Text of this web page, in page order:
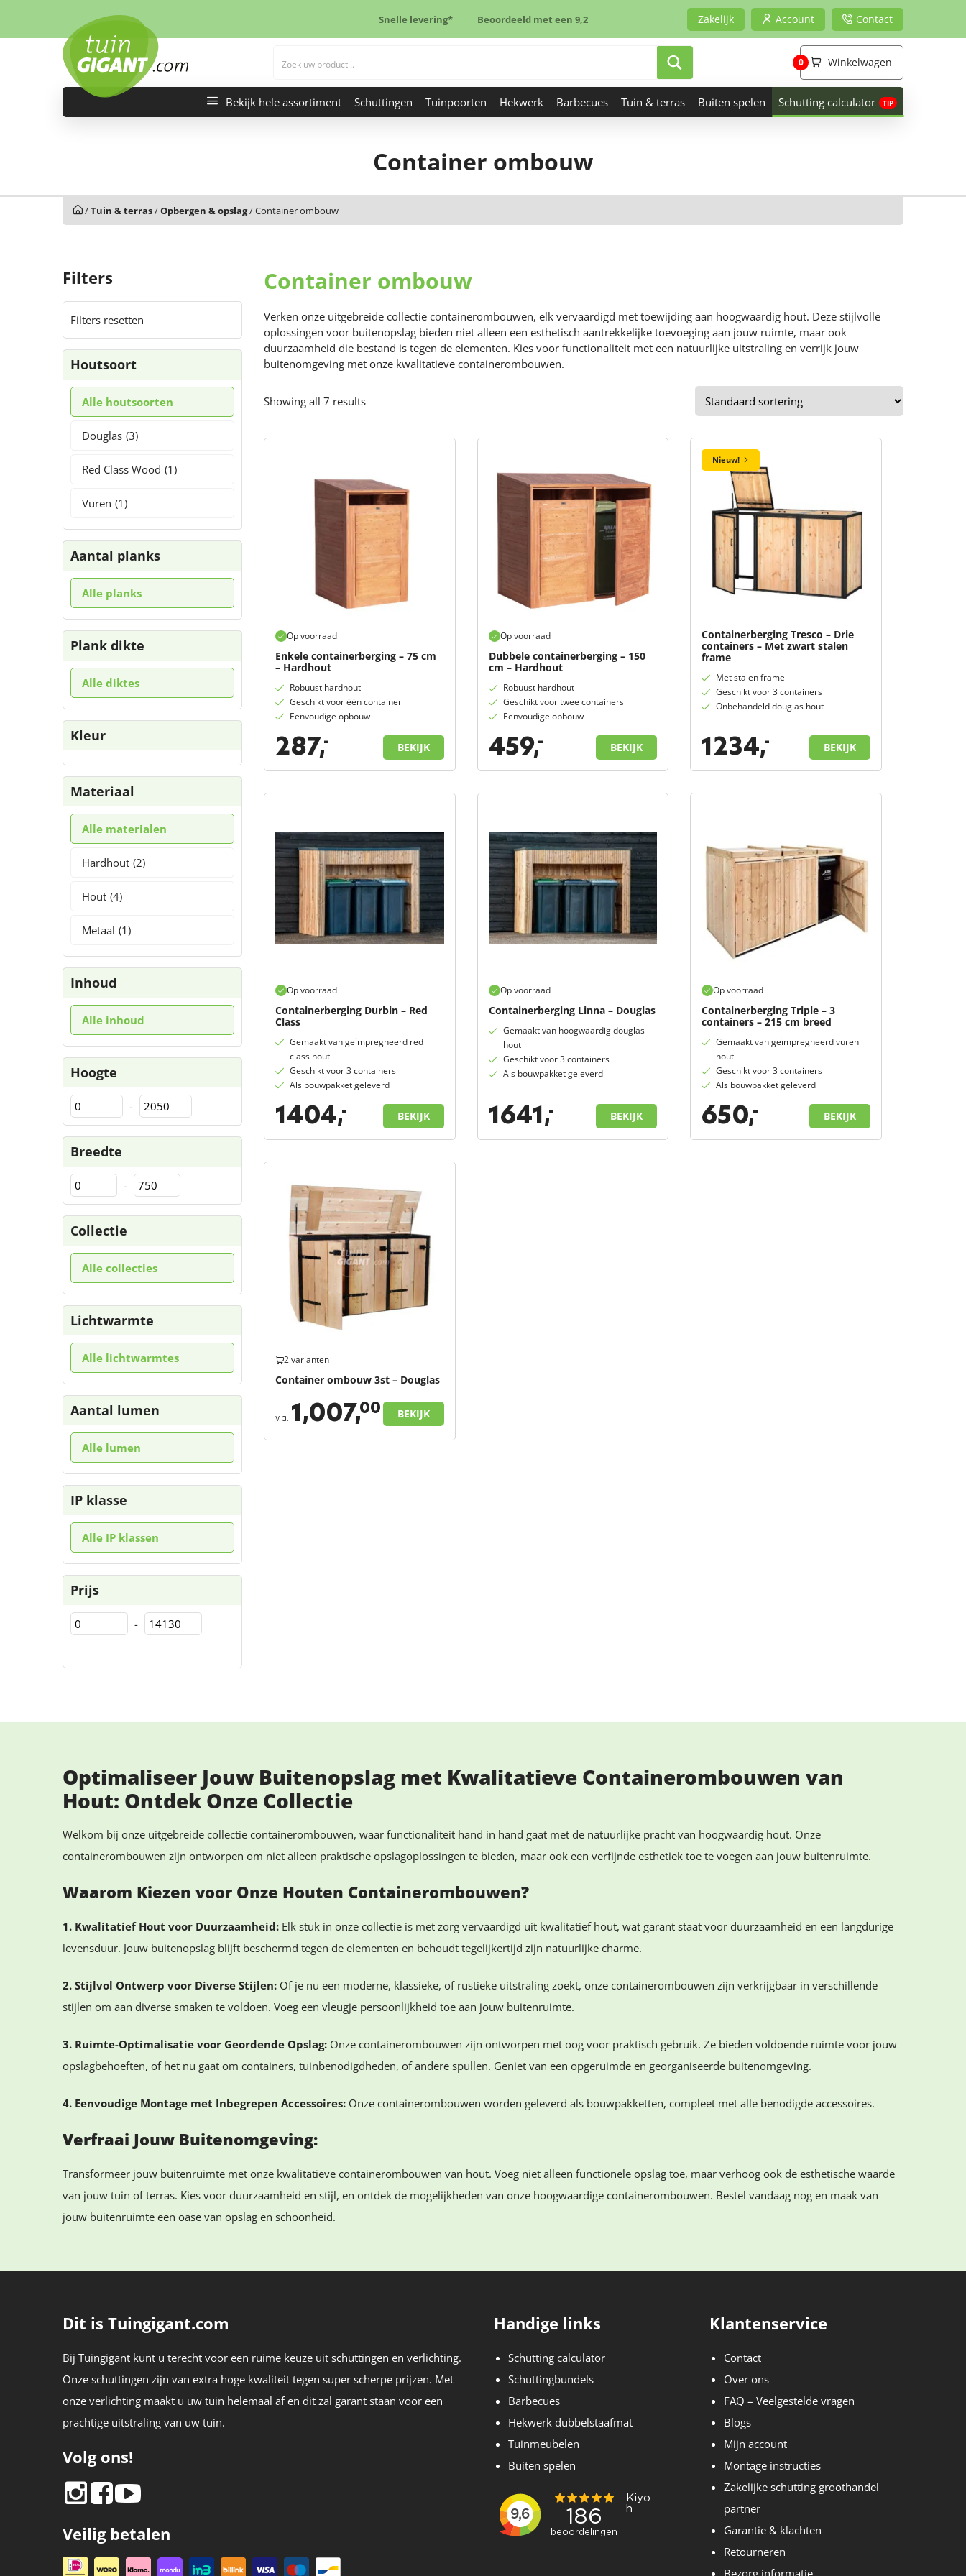
Snelle levering* Beoordeeld met een 9,2 Zakelijk Account Contact
Winkelwagen
0
Bekijk hele assortiment Schuttingen Tuinpoorten Hekwerk Barbecues Tuin & terras Buiten spelen Schutting calculator
Container ombouw
/Tuin & terras/Opbergen & opslag/Container ombouw
Filters
Filters resetten
Houtsoort
Alle houtsoorten
Douglas (3)
Red Class Wood (1)
Vuren (1)
Aantal planks
Alle planks
Plank dikte
Alle diktes
Kleur
Materiaal
Alle materialen
Hardhout (2)
Hout (4)
Metaal (1)
Inhoud
Alle inhoud
Hoogte
-
Breedte
-
Collectie
Alle collecties
Lichtwarmte
Alle lichtwarmtes
Aantal lumen
Alle lumen
IP klasse
Alle IP klassen
Prijs
-
Container ombouw
Verken onze uitgebreide collectie containerombouwen, elk vervaardigd met toewijding aan hoogwaardig hout. Deze stijlvolle
oplossingen voor buitenopslag bieden niet alleen een esthetisch aantrekkelijke toevoeging aan jouw ruimte, maar ook
duurzaamheid die bestand is tegen de elementen. Kies voor functionaliteit met een natuurlijke uitstraling en verrijk jouw
buitenomgeving met onze kwalitatieve containerombouwen.
Showing all 7 results
Op voorraad
Enkele containerberging – 75 cm
– Hardhout
Robuust hardhout
Geschikt voor één container
Eenvoudige opbouw
287,- BEKIJK
Op voorraad
Dubbele containerberging – 150
cm – Hardhout
Robuust hardhout
Geschikt voor twee containers
Eenvoudige opbouw
459,- BEKIJK
Nieuw!
Containerberging Tresco – Drie
containers – Met zwart stalen
frame
Met stalen frame
Geschikt voor 3 containers
Onbehandeld douglas hout
1234,- BEKIJK
Op voorraad
Containerberging Durbin – Red
Class
Gemaakt van geïmpregneerd red
class hout
Geschikt voor 3 containers
Als bouwpakket geleverd
1404,- BEKIJK
Op voorraad
Containerberging Linna – Douglas
Gemaakt van hoogwaardig douglas
hout
Geschikt voor 3 containers
Als bouwpakket geleverd
1641,- BEKIJK
Op voorraad
Containerberging Triple – 3
containers – 215 cm breed
Gemaakt van geïmpregneerd vuren
hout
Geschikt voor 3 containers
Als bouwpakket geleverd
650,- BEKIJK
2 varianten
Container ombouw 3st – Douglas
v.a. 1,007,00 BEKIJK
Optimaliseer Jouw Buitenopslag met Kwalitatieve Containerombouwen van
Hout: Ontdek Onze Collectie
Welkom bij onze uitgebreide collectie containerombouwen, waar functionaliteit hand in hand gaat met de natuurlijke pracht van hoogwaardig hout. Onze
containerombouwen zijn ontworpen om niet alleen praktische opslagoplossingen te bieden, maar ook een verfijnde esthetiek toe te voegen aan jouw buitenruimte.
Waarom Kiezen voor Onze Houten Containerombouwen?
1. Kwalitatief Hout voor Duurzaamheid: Elk stuk in onze collectie is met zorg vervaardigd uit kwalitatief hout, wat garant staat voor duurzaamheid en een langdurige
levensduur. Jouw buitenopslag blijft beschermd tegen de elementen en behoudt tegelijkertijd zijn natuurlijke charme.
2. Stijlvol Ontwerp voor Diverse Stijlen: Of je nu een moderne, klassieke, of rustieke uitstraling zoekt, onze containerombouwen zijn verkrijgbaar in verschillende
stijlen om aan diverse smaken te voldoen. Voeg een vleugje persoonlijkheid toe aan jouw buitenruimte.
3. Ruimte-Optimalisatie voor Geordende Opslag: Onze containerombouwen zijn ontworpen met oog voor praktisch gebruik. Ze bieden voldoende ruimte voor jouw
opslagbehoeften, of het nu gaat om containers, tuinbenodigdheden, of andere spullen. Geniet van een opgeruimde en georganiseerde buitenomgeving.
4. Eenvoudige Montage met Inbegrepen Accessoires: Onze containerombouwen worden geleverd als bouwpakketten, compleet met alle benodigde accessoires.
Verfraai Jouw Buitenomgeving:
Transformeer jouw buitenruimte met onze kwalitatieve containerombouwen van hout. Voeg niet alleen functionele opslag toe, maar verhoog ook de esthetische waarde
van jouw tuin of terras. Kies voor duurzaamheid en stijl, en ontdek de mogelijkheden van onze hoogwaardige containerombouwen. Bestel vandaag nog en maak van
jouw buitenruimte een oase van opslag en schoonheid.
Dit is Tuingigant.com
Bij Tuingigant kunt u terecht voor een ruime keuze uit schuttingen en verlichting.
Onze schuttingen zijn van extra hoge kwaliteit tegen super scherpe prijzen. Met
onze verlichting maakt u uw tuin helemaal af en dit zal garant staan voor een
prachtige uitstraling van uw tuin.
Volg ons!
Veilig betalen
Handige links
Schutting calculator
Schuttingbundels
Barbecues
Hekwerk dubbelstaafmat
Tuinmeubelen
Buiten spelen
Klantenservice
Contact
Over ons
FAQ – Veelgestelde vragen
Blogs
Mijn account
Montage instructies
Zakelijke schutting groothandel
partner
Garantie & klachten
Retourneren
Bezorg informatie